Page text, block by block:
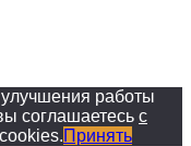
работы
соглашаетесь с
cookies.Принять